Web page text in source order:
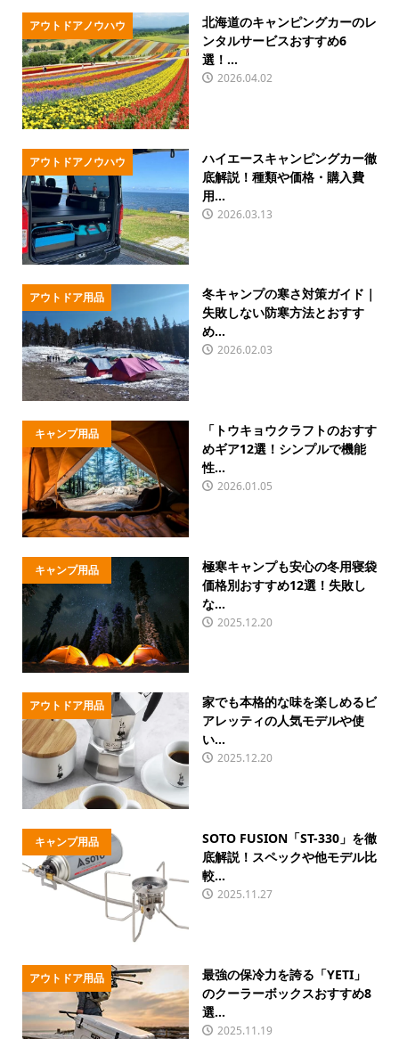
アウトドアノウハウ
北海道のキャンピングカーのレ
ンタルサービスおすすめ6
選！...
2026.04.02
アウトドアノウハウ
ハイエースキャンピングカー徹
底解説！種類や価格・購入費
用...
2026.03.13
アウトドア用品
冬キャンプの寒さ対策ガイド｜
失敗しない防寒方法とおすす
め...
2026.02.03
キャンプ用品
「トウキョウクラフトのおすす
めギア12選！シンプルで機能
性...
2026.01.05
キャンプ用品
極寒キャンプも安心の冬用寝袋
価格別おすすめ12選！失敗し
な...
2025.12.20
アウトドア用品
家でも本格的な味を楽しめるビ
アレッティの人気モデルや使
い...
2025.12.20
キャンプ用品
SOTO FUSION「ST-330」を徹
底解説！スペックや他モデル比
較...
2025.11.27
アウトドア用品
最強の保冷力を誇る「YETI」
のクーラーボックスおすすめ8
選...
2025.11.19